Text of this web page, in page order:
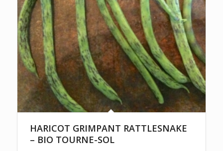
HARICOT GRIMPANT RATTLESNAKE
– BIO TOURNE-SOL